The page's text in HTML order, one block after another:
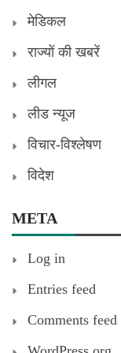
मेडिकल
राज्यों की खबरें
लीगल
लीड न्यूज
विचार-विश्लेषण
विदेश
META
Log in
Entries feed
Comments feed